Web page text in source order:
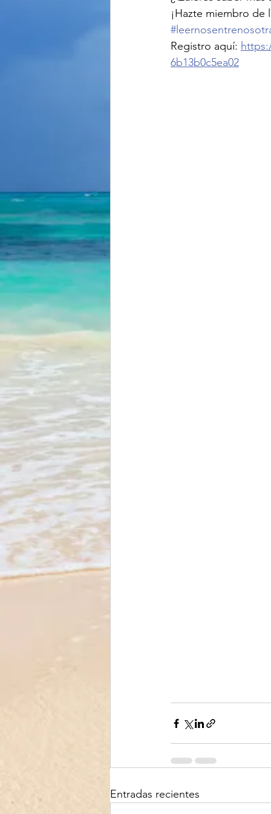
¡Hazte miembro de
Registro aquí:
6b13b0c5ea02
Entradas recientes